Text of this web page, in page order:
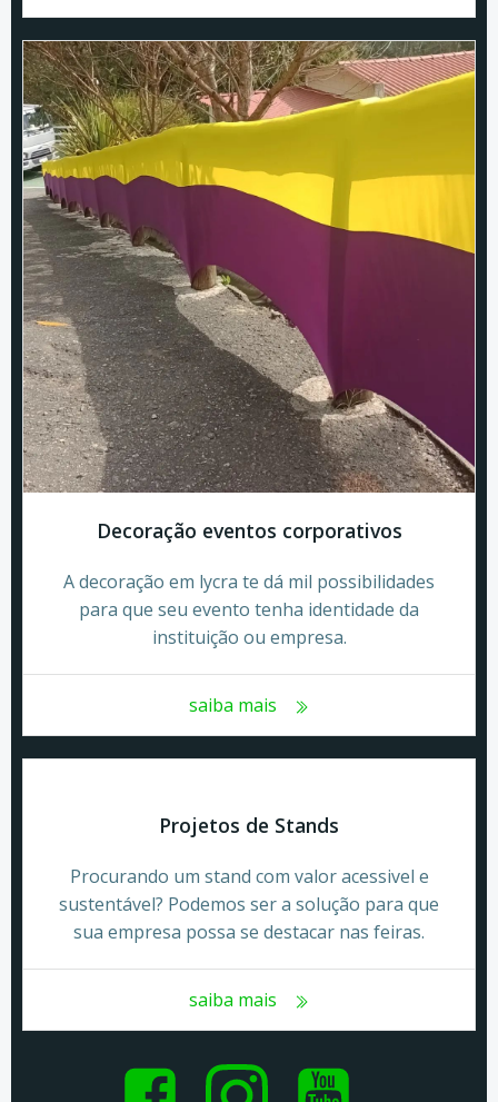
Decoração eventos corporativos
A decoração em lycra te dá mil possibilidades
para que seu evento tenha identidade da
instituição ou empresa.
saiba mais
Projetos de Stands
Procurando um stand com valor acessivel e
sustentável? Podemos ser a solução para que
sua empresa possa se destacar nas feiras.
saiba mais